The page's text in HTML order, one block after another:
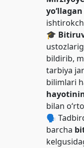
🎓
bildirib,
tarbiya
bilimlari
bilan
🗣️
barcha